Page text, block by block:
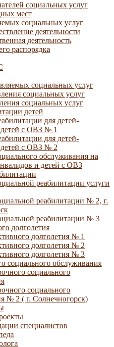
социальных услуг
мест
социальных услуг
деятельности
деятельность
распорядка
социальных услуг
социальных услуг
социальных услуг
детей
для детей-
с ОВЗ № 1
для детей-
с ОВЗ № 2
обслуживания на
и детей с ОВЗ
реабилитации услуги
реабилитации № 2, г.
реабилитации № 3
долголетия
долголетия № 1
долголетия № 2
долголетия № 3
социального обслуживания
социального
социального
№ 2 ( г. Солнечногорск)
специалистов